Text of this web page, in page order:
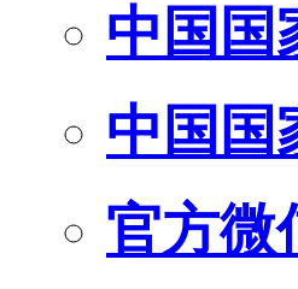
中国国
中国国
官方微